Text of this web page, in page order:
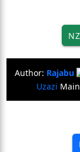
Author: Rajabu
Uzazi